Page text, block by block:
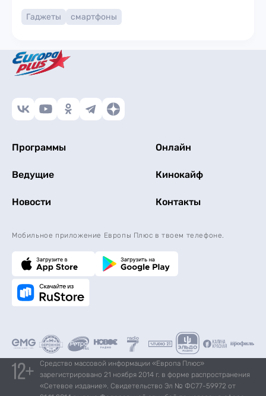
Гаджеты смартфоны
Программы Онлайн
Ведущие Кинокайф
Новости Контакты
Мобильное приложение Европы Плюс в твоем телефоне.
Средство массовой информации «Европа Плюс»
зарегистрировано 21 ноября 2014 г. в форме распространения
«Сетевое издание». Свидетельство Эл № ФС77-59972 от